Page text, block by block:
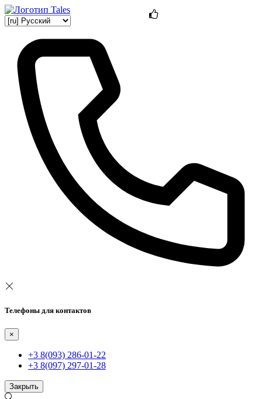
Телефоны для контактов
×
+3 8(093) 286-01-22
+3 8(097) 297-01-28
Закрыть